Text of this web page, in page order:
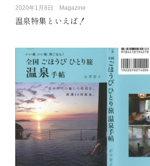
2020年1月8日 Magazine
温泉特集といえば！